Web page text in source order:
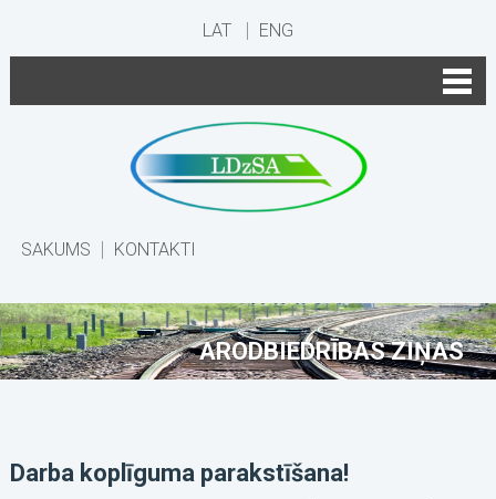
LAT ENG
SĀKUMS KONTAKTI
ARODBIEDRĪBAS ZIŅAS
Darba koplīguma parakstīšana!